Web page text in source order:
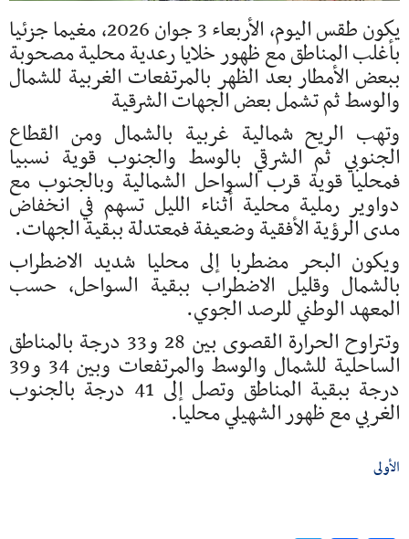
يكون طقس اليوم، الأربعاء 3 جوان 2026، مغيما جزئيا
بأغلب المناطق مع ظهور خلايا رعدية محلية مصحوبة
ببعض الأمطار بعد الظهر بالمرتفعات الغربية للشمال
والوسط ثم تشمل بعض الجهات الشرقية
وتهب الريح شمالية غربية بالشمال ومن القطاع
الجنوبي ثم الشرقي بالوسط والجنوب قوية نسبيا
فمحليا قوية قرب السواحل الشمالية وبالجنوب مع
دواوير رملية محلية أثناء الليل تسهم في انخفاض
مدى الرؤية الأفقية وضعيفة فمعتدلة ببقية الجهات.
ويكون البحر مضطربا إلى محليا شديد الاضطراب
بالشمال وقليل الاضطراب ببقية السواحل، حسب
المعهد الوطني للرصد الجوي.
وتتراوح الحرارة القصوى بين 28 و33 درجة بالمناطق
الساحلية للشمال والوسط والمرتفعات وبين 34 و39
درجة ببقية المناطق وتصل إلى 41 درجة بالجنوب
الغربي مع ظهور الشهيلي محليا.
الأولى